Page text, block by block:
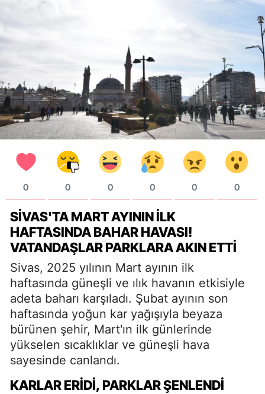
0 0 0 0 0 0
SİVAS'TA MART AYININ İLK
HAFTASINDA BAHAR HAVASI!
VATANDAŞLAR PARKLARA AKIN ETTİ
Sivas, 2025 yılının Mart ayının ilk
haftasında güneşli ve ılık havanın etkisiyle
adeta baharı karşıladı. Şubat ayının son
haftasında yoğun kar yağışıyla beyaza
bürünen şehir, Mart'ın ilk günlerinde
yükselen sıcaklıklar ve güneşli hava
sayesinde canlandı.
KARLAR ERİDİ, PARKLAR ŞENLENDİ